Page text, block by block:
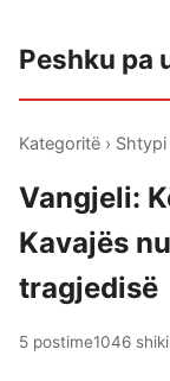
Peshku pa
Kategoritë › Shtypi
Vangjeli:
Kavajës
tragjedisë
5 postime1046